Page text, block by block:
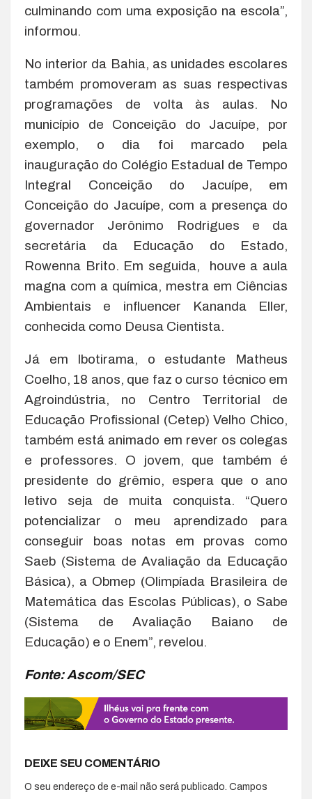
culminando com uma exposição na escola”,
informou.
No interior da Bahia, as unidades escolares
também promoveram as suas respectivas
programações de volta às aulas. No
município de Conceição do Jacuípe, por
exemplo, o dia foi marcado pela
inauguração do Colégio Estadual de Tempo
Integral Conceição do Jacuípe, em
Conceição do Jacuípe, com a presença do
governador Jerônimo Rodrigues e da
secretária da Educação do Estado,
Rowenna Brito. Em seguida, houve a aula
magna com a química, mestra em Ciências
Ambientais e influencer Kananda Eller,
conhecida como Deusa Cientista.
Já em Ibotirama, o estudante Matheus
Coelho, 18 anos, que faz o curso técnico em
Agroindústria, no Centro Territorial de
Educação Profissional (Cetep) Velho Chico,
também está animado em rever os colegas
e professores. O jovem, que também é
presidente do grêmio, espera que o ano
letivo seja de muita conquista. “Quero
potencializar o meu aprendizado para
conseguir boas notas em provas como
Saeb (Sistema de Avaliação da Educação
Básica), a Obmep (Olimpíada Brasileira de
Matemática das Escolas Públicas), o Sabe
(Sistema de Avaliação Baiano de
Educação) e o Enem”, revelou.
Fonte: Ascom/SEC
DEIXE SEU COMENTÁRIO
O seu endereço de e-mail não será publicado. Campos